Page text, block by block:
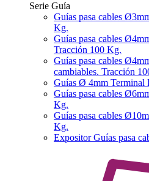
Serie Guía
Guías pasa cables
Kg.
Guías pasa cables
Tracción 100 Kg.
Guías pasa cables
cambiables. Tracción
Guías Ø 4mm Terminal
Guías pasa cables
Kg.
Guías pasa cables
Kg.
Expositor Guías pasa